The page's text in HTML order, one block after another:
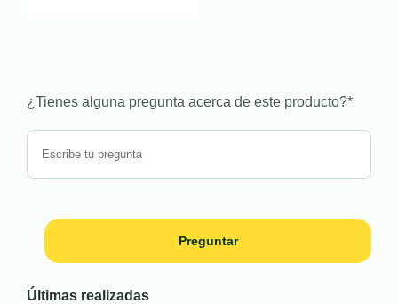
¿Tienes alguna pregunta acerca de este producto?*
Preguntar
Últimas realizadas